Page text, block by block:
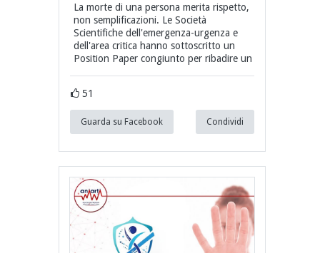
La morte di una persona merita rispetto,
non semplificazioni. Le Società
Scientifiche dell'emergenza-urgenza e
dell'area critica hanno sottoscritto un
Position Paper congiunto per ribadire un
51
Guarda su Facebook Condividi